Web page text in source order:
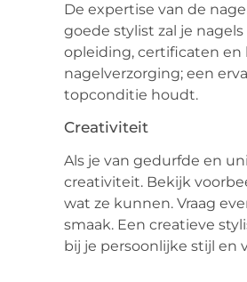
De expertise van de
goede stylist zal je
opleiding, certificaten en
nagelverzorging; een
topconditie houdt.
Creativiteit
Als je van gedurfde en
creativiteit. Bekijk
wat ze kunnen. Vraag
smaak. Een creatieve
bij je persoonlijke stijl en